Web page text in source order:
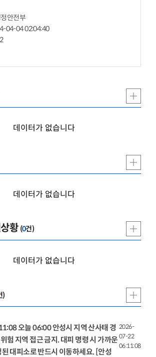
안전부
04-04 02:04:40
데이터가 없습니다
데이터가 없습니다
황 (0건)
데이터가 없습니다
)
오늘 06:00 안성시 지역 산사태 경
험 지역 접근 금지. 대피 명령 시 가까운
된대피소로 반드시 이동하세요. [안성
2026-
07-22
06:11:08